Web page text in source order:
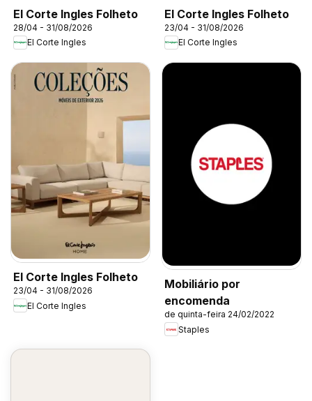
El Corte Ingles Folheto
28/04 - 31/08/2026
El Corte Ingles
El Corte Ingles Folheto
23/04 - 31/08/2026
El Corte Ingles
El Corte Ingles Folheto
23/04 - 31/08/2026
El Corte Ingles
Mobiliário por
encomenda
de quinta-feira 24/02/2022
Staples